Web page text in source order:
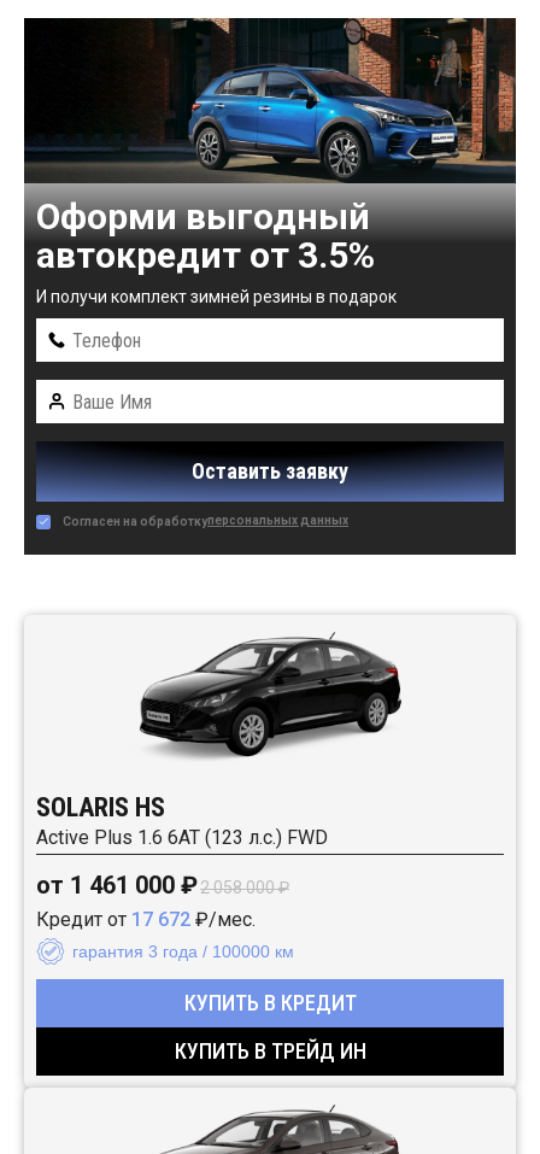
Оформи выгодный
автокредит от 3.5%
И получи комплект зимней резины в подарок
Оставить заявку
Согласен на обработкуперсональных данных
SOLARIS HS
Active Plus 1.6 6AT (123 л.с.) FWD
от 1 461 000 ₽2 058 000 ₽
Кредит от 17 672 ₽/мес.
гарантия 3 года / 100000 км
КУПИТЬ В КРЕДИТ
КУПИТЬ В ТРЕЙД ИН